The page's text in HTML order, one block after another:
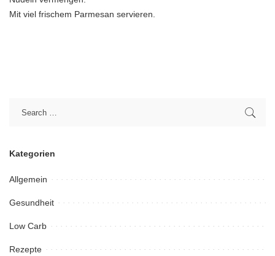
Mit viel frischem Parmesan servieren.
Kategorien
Allgemein
Gesundheit
Low Carb
Rezepte